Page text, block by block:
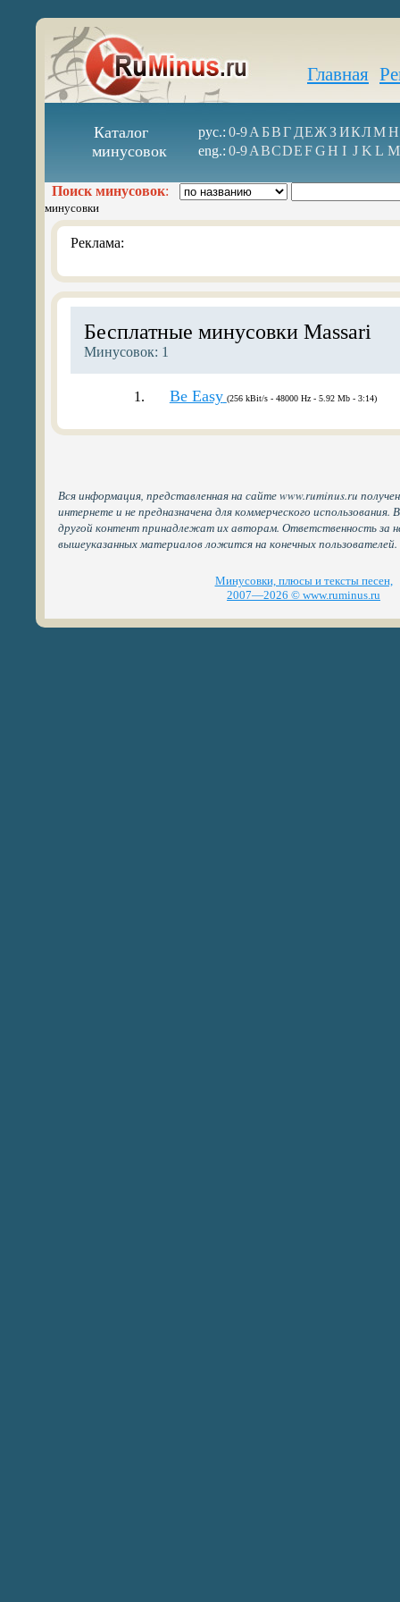
Главная
Каталог
минусовок
рус.: 0-9А БВГ ДЕЖ З ИКЛМН
eng.: 0-9ABCDEFGH I J K L M
Поиск минусовок:
минусовки
Реклама:
Бесплатные минусовки Massari
Минусовок: 1
1. Be Easy (256 kBit/s - 48000 Hz - 5.92 Mb - 3:14)
Вся информация, представленная на сайте www.ruminus.ru
интернете и не предназначена для коммерческого
другой контент принадлежат их авторам. Ответственность за
вышеуказанных материалов ложится на конечных пользователей.
Минусовки, плюсы и тексты песен,
2007—2026 © www.ruminus.ru